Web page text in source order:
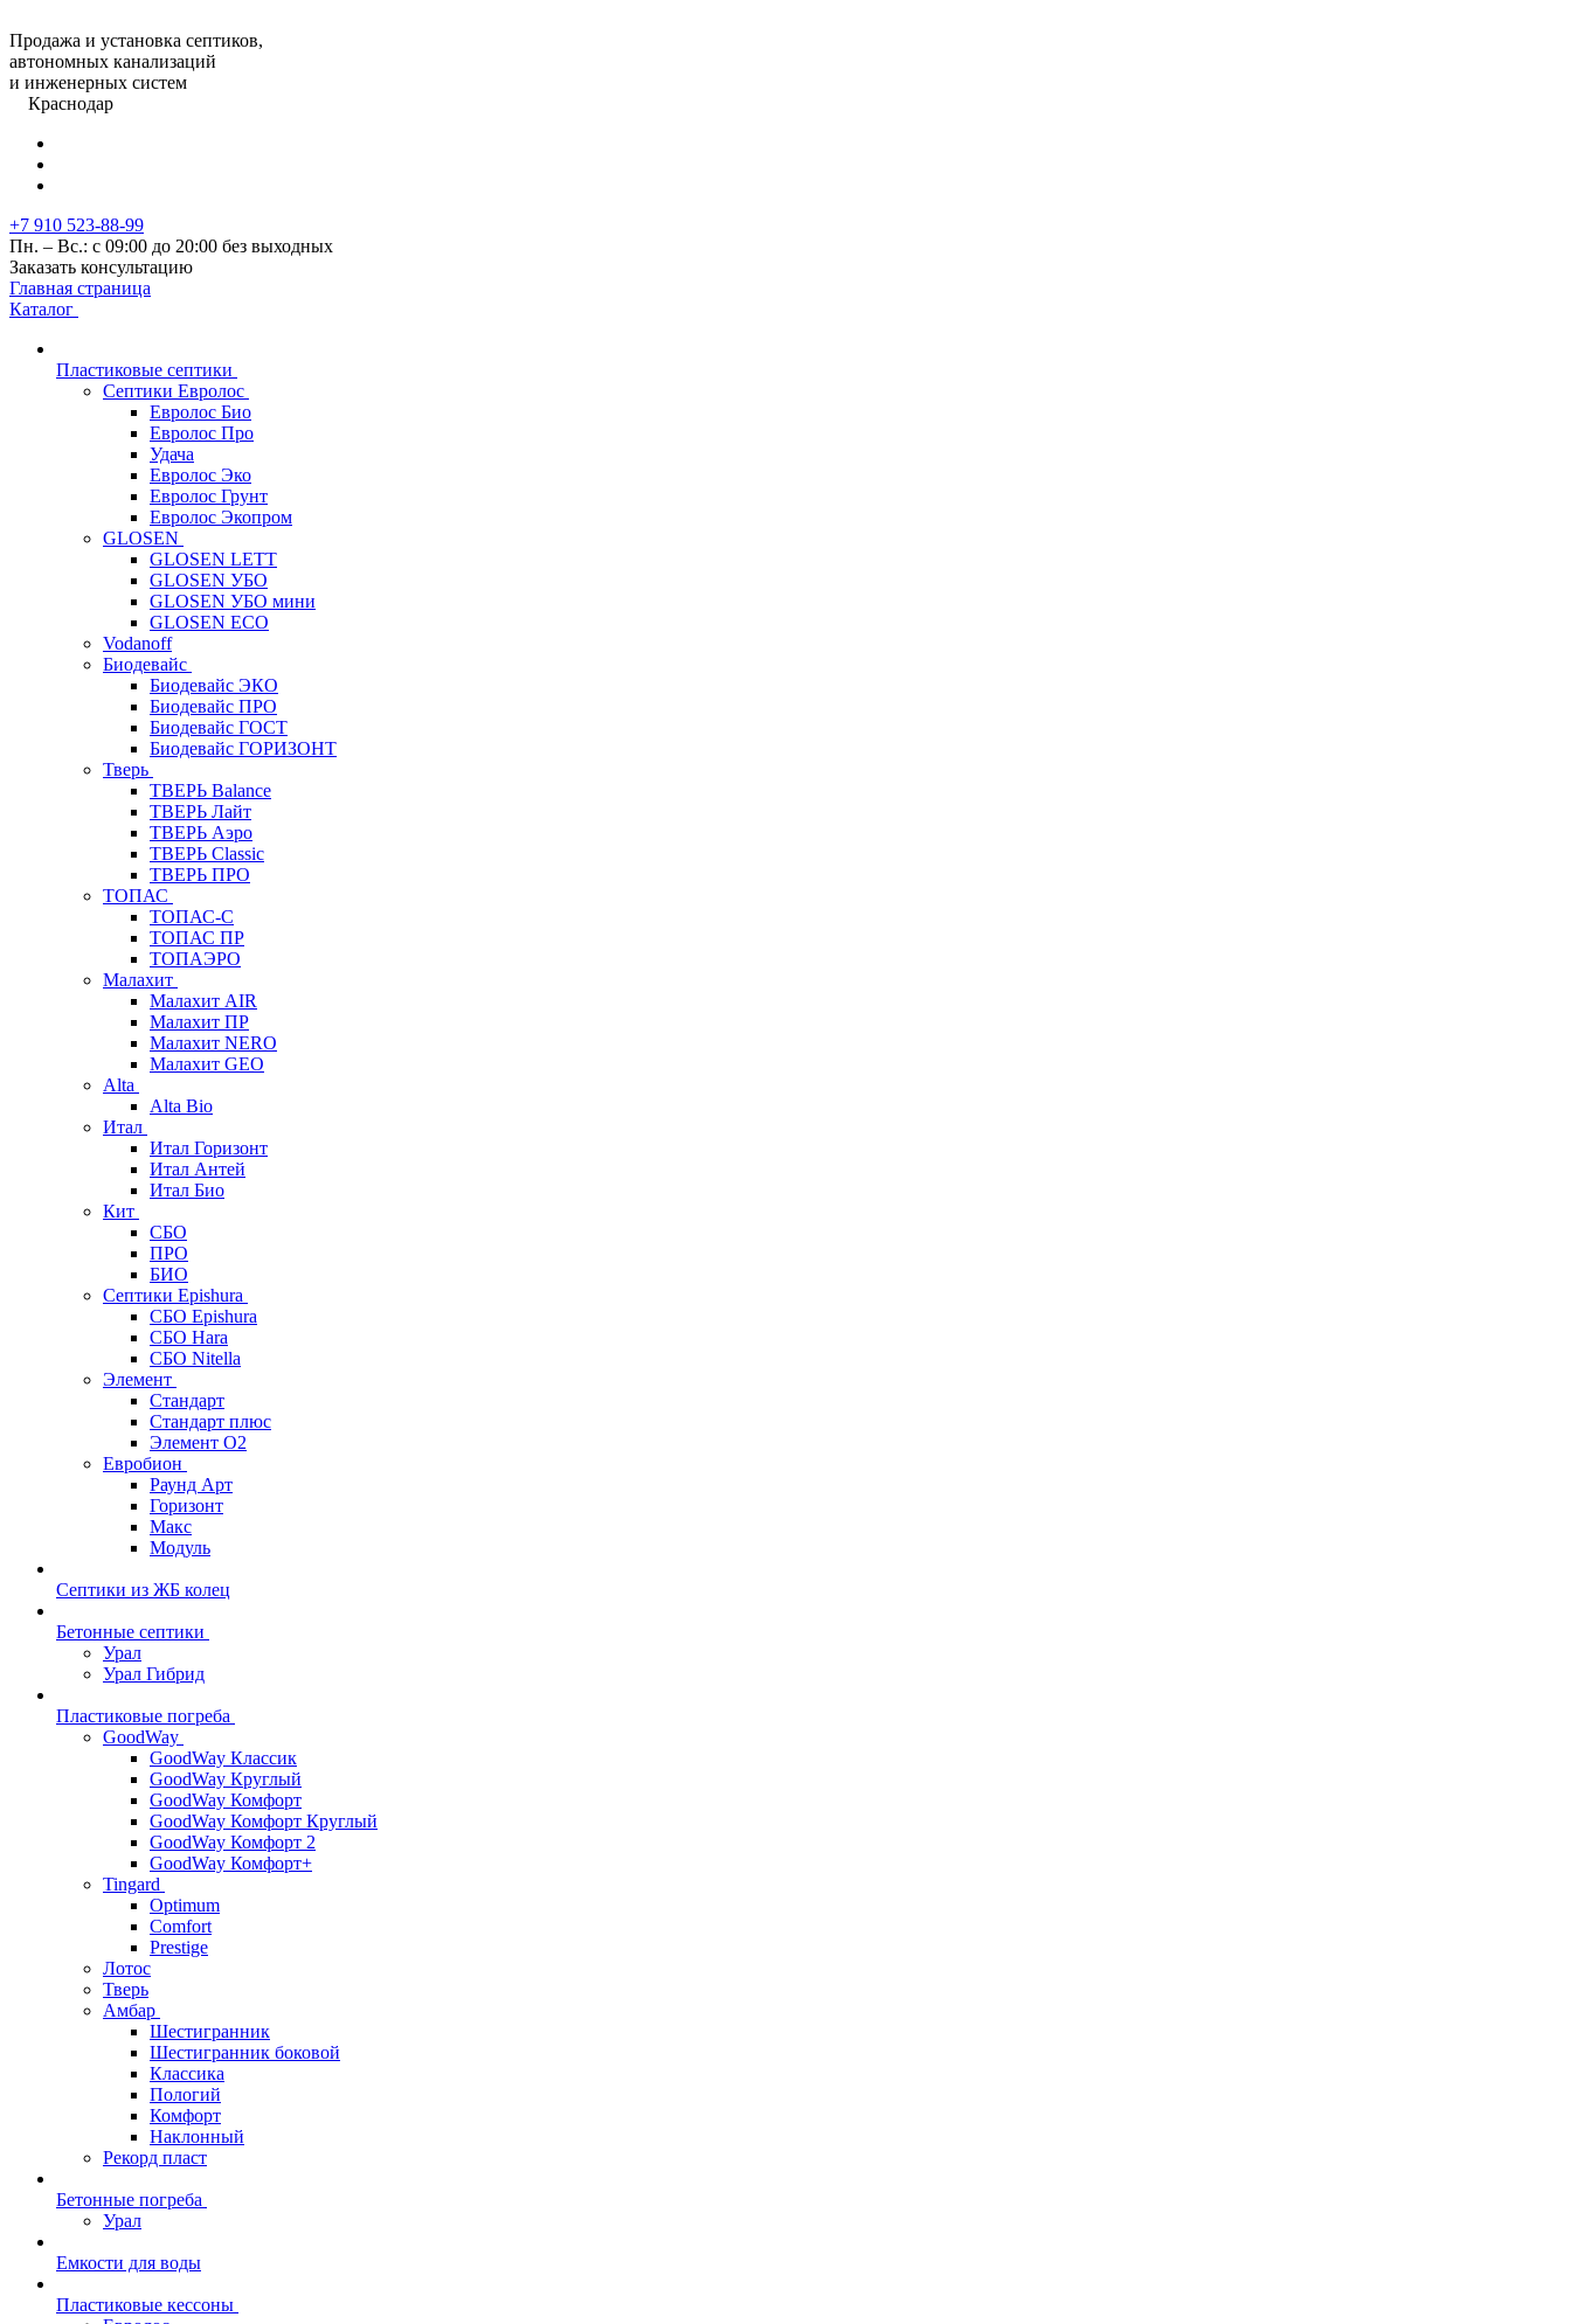
Продажа и установка септиков,
автономных канализаций
и инженерных систем
Краснодар
+7 910 523-88-99
Пн. – Вс.: с 09:00 до 20:00 без выходных
Заказать консультацию
Главная страница
Каталог
Пластиковые септики
Септики Евролос
Евролос Био
Евролос Про
Удача
Евролос Эко
Евролос Грунт
Евролос Экопром
GLOSEN
GLOSEN LETT
GLOSEN УБО
GLOSEN УБО мини
GLOSEN ECO
Vodanoff
Биодевайс
Биодевайс ЭКО
Биодевайс ПРО
Биодевайс ГОСТ
Биодевайс ГОРИЗОНТ
Тверь
ТВЕРЬ Balance
ТВЕРЬ Лайт
ТВЕРЬ Аэро
ТВЕРЬ Classic
ТВЕРЬ ПРО
ТОПАС
ТОПАС-С
ТОПАС ПР
ТОПАЭРО
Малахит
Малахит AIR
Малахит ПР
Малахит NERO
Малахит GEO
Alta
Alta Bio
Итал
Итал Горизонт
Итал Антей
Итал Био
Кит
СБО
ПРО
БИО
Септики Epishura
СБО Epishura
СБО Hara
СБО Nitella
Элемент
Стандарт
Стандарт плюс
Элемент О2
Евробион
Раунд Арт
Горизонт
Макс
Модуль
Септики из ЖБ колец
Бетонные септики
Урал
Урал Гибрид
Пластиковые погреба
GoodWay
GoodWay Классик
GoodWay Круглый
GoodWay Комфорт
GoodWay Комфорт Круглый
GoodWay Комфорт 2
GoodWay Комфорт+
Tingard
Optimum
Comfort
Prestige
Лотос
Тверь
Амбар
Шестигранник
Шестигранник боковой
Классика
Пологий
Комфорт
Наклонный
Рекорд пласт
Бетонные погреба
Урал
Емкости для воды
Пластиковые кессоны